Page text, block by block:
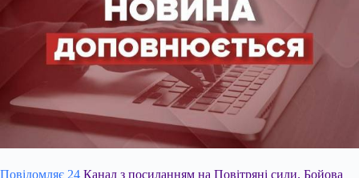
Повідомляє 24 Канал з посиланням на Повітряні сили. Бойова